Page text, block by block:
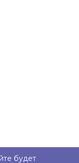
будет